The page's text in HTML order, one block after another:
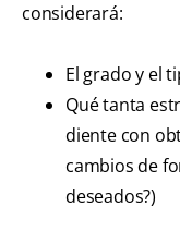
considerará:
El grado y el
Qué tanta
diente con
cambios de
deseados?)